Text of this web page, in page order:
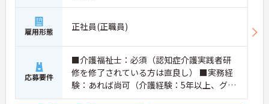
雇用形態 正社員(正職員)
応募要件
■介護福祉士：必須（認知症介護実践者研
修を修了されている方は直良し） ■実務経
験：あれば尚可（介護経験：5年以上、グル
ープホーム勤務経験）